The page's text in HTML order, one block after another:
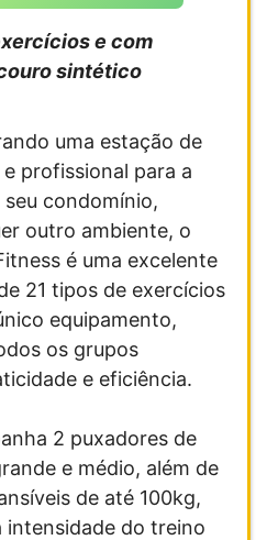
e com
sintético
uma estação de
profissional para a
condomínio,
outro ambiente, o
é uma excelente
21 tipos de exercícios
equipamento,
os grupos
e eficiência.
2 puxadores de
e médio, além de
de até 100kg,
intensidade do treino